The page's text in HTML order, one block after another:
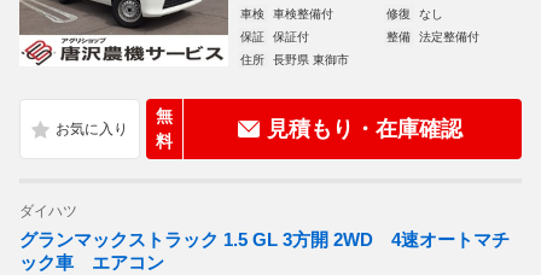
車検
車検整備付 修復
なし
保証
保証付 整備
法定整備付
住所
長野県 東御市
無
料
見積もり・在庫確認
ダイハツ
グランマックストラック 1.5 GL 3方開 2WD 4速オートマチ
ック車 エアコン